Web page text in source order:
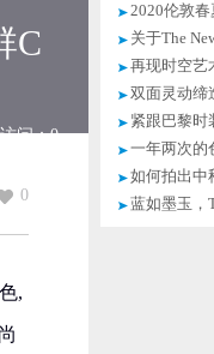
C
访问：0
0
,